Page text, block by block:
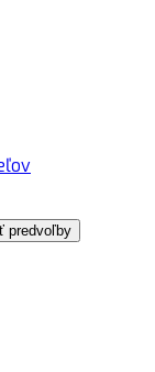
predvoľby